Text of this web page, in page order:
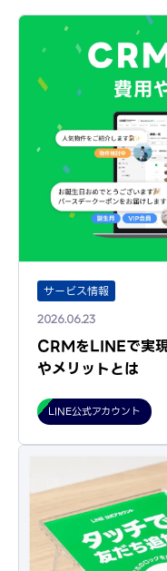
サービス情報
2026.06.23
CRMをLINEで実
やメリットとは
LINE公式アカウント